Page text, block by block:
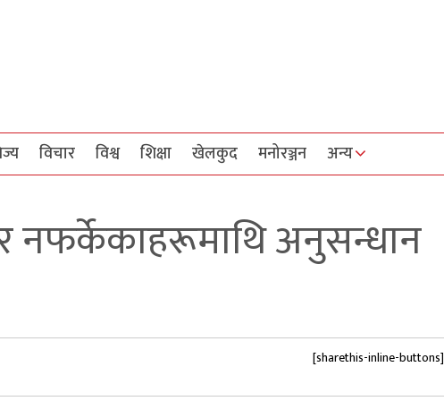
विचार विश्व शिक्षा खेलकुद मनोरञ्जन अन्य
नफर्केकाहरूमाथि अनुसन्धान
[sharethis-inline-buttons]